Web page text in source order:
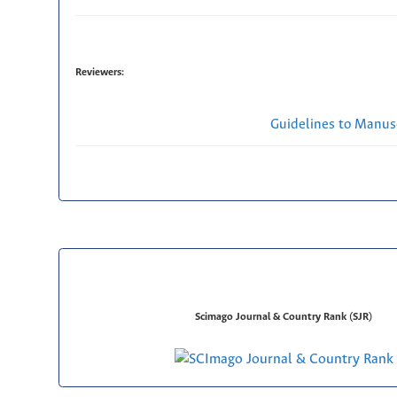
Reviewers:
Guidelines to
Scimago Journal & Country Rank (SJR)